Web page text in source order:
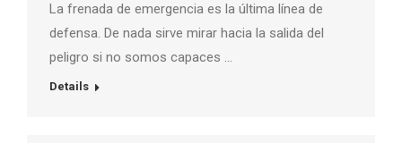
La frenada de emergencia es la última línea de
defensa. De nada sirve mirar hacia la salida del
peligro si no somos capaces …
Details